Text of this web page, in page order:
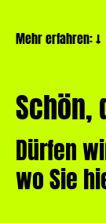
Mehr erfahren:↓
Schön,
Dürfen
wo Sie